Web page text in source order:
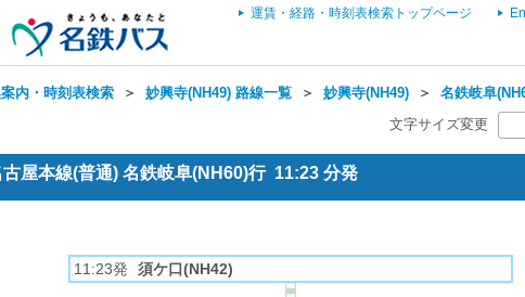
運賃・経路・時刻表検索トップページ
内・時刻表検索 ＞ 妙興寺(NH49) 路線一覧 ＞ 妙興寺(NH49) ＞ 名鉄岐阜
文字サイズ変更
屋本線(普通) 名鉄岐阜(NH60)行 11:23 分発
11:23発 須ケ口(NH42)